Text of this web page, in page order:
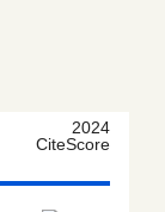
2024
CiteScore